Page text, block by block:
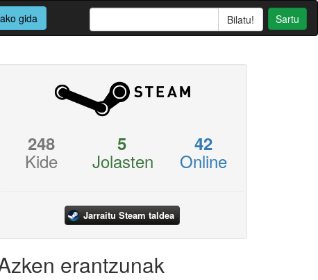
gida Sartu
248
Kide
5
Jolasten
42
Online
Jarraitu Steam taldea
erantzunak